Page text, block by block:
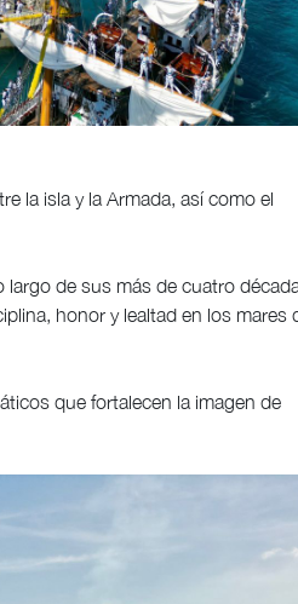
la isla y la Armada, así como el
largo de sus más de cuatro
honor y lealtad en los mares
que fortalecen la imagen de